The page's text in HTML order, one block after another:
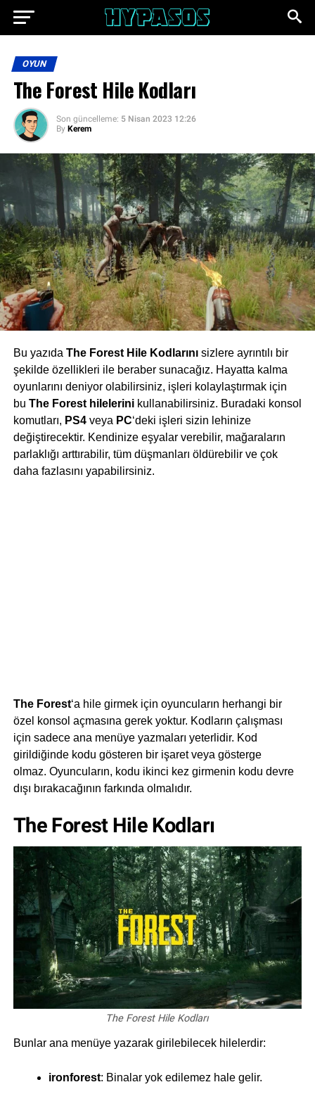
OYUN
The Forest Hile Kodları
Son güncelleme: 5 Nisan 2023 12:26
By Kerem
Bu yazıda The Forest Hile Kodlarınısizlere ayrıntılı bir
şekilde özellikleri ile beraber sunacağız. Hayatta kalma
oyunlarını deniyor olabilirsiniz, işleri kolaylaştırmak için
bu The Forest hilelerinikullanabilirsiniz. Buradaki konsol
komutları, PS4veya PC‘deki işleri sizin lehinize
değiştirecektir. Kendinize eşyalar verebilir, mağaraların
parlaklığı arttırabilir, tüm düşmanları öldürebilir ve çok
daha fazlasını yapabilirsiniz.
The Forest‘a hile girmek için oyuncuların herhangi bir
özel konsol açmasına gerek yoktur. Kodların çalışması
için sadece ana menüye yazmaları yeterlidir. Kod
girildiğinde kodu gösteren bir işaret veya gösterge
olmaz. Oyuncuların, kodu ikinci kez girmenin kodu devre
dışı bırakacağının farkında olmalıdır.
The Forest Hile Kodları
The Forest Hile Kodları
Bunlar ana menüye yazarak girilebilecek hilelerdir:
ironforest: Binalar yok edilemez hale gelir.